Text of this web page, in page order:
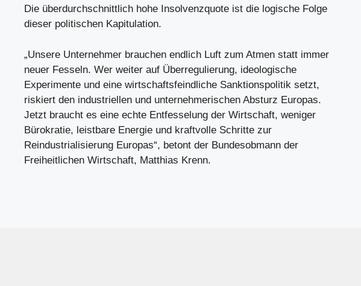
Die überdurchschnittlich hohe Insolvenzquote ist die logische Folge
dieser politischen Kapitulation.
„Unsere Unternehmer brauchen endlich Luft zum Atmen statt immer
neuer Fesseln. Wer weiter auf Überregulierung, ideologische
Experimente und eine wirtschaftsfeindliche Sanktionspolitik setzt,
riskiert den industriellen und unternehmerischen Absturz Europas.
Jetzt braucht es eine echte Entfesselung der Wirtschaft, weniger
Bürokratie, leistbare Energie und kraftvolle Schritte zur
Reindustrialisierung Europas“, betont der Bundesobmann der
Freiheitlichen Wirtschaft, Matthias Krenn.